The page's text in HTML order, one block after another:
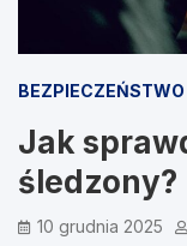
Jak
śledzony?
10 grudnia 2025